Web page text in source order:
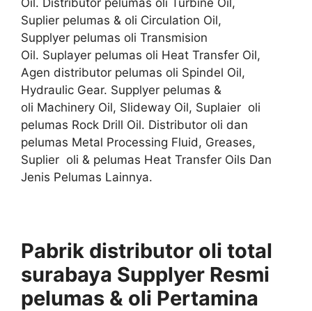
Oil. Distributor pelumas oli Turbine Oil,
Suplier pelumas & oli Circulation Oil,
Supplyer pelumas oli Transmision
Oil. Suplayer pelumas oli Heat Transfer Oil,
Agen distributor pelumas oli Spindel Oil,
Hydraulic Gear. Supplyer pelumas &
oli Machinery Oil, Slideway Oil, Suplaier oli
pelumas Rock Drill Oil. Distributor oli dan
pelumas Metal Processing Fluid, Greases,
Suplier oli & pelumas Heat Transfer Oils Dan
Jenis Pelumas Lainnya.
Pabrik distributor oli total
surabaya Supplyer Resmi
pelumas & oli Pertamina